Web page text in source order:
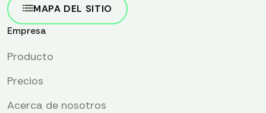
MAPA DEL SITIO
Empresa
Producto
Precios
Acerca de nosotros